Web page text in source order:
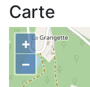
Carte
+
–